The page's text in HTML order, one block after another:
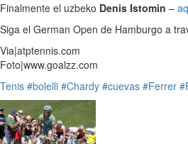
Finalmente el uzbeko Denis Istomin –
Siga el German Open de Hamburgo a
Via|atptennis.com
Foto|www.goalzz.com
Tenis #bolelli #Chardy #cuevas #Ferrer